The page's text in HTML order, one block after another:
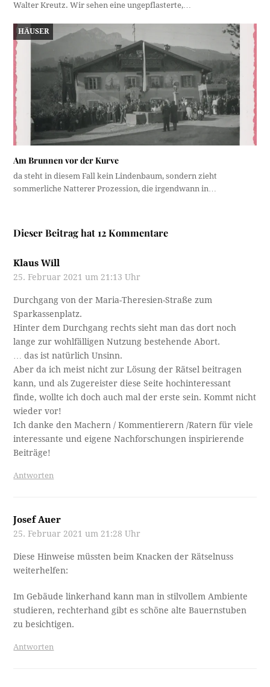
Walter Kreutz. Wir sehen eine ungepflasterte,…
HÄUSER
Am Brunnen vor der Kurve
da steht in diesem Fall kein Lindenbaum, sondern zieht
sommerliche Natterer Prozession, die irgendwann in…
Dieser Beitrag hat 12 Kommentare
Klaus Will
25. Februar 2021 um 21:13 Uhr
Durchgang von der Maria-Theresien-Straße zum
Sparkassenplatz.
Hinter dem Durchgang rechts sieht man das dort noch
lange zur wohlfälligen Nutzung bestehende Abort.
… das ist natürlich Unsinn.
Aber da ich meist nicht zur Lösung der Rätsel beitragen
kann, und als Zugereister diese Seite hochinteressant
finde, wollte ich doch auch mal der erste sein. Kommt nicht
wieder vor!
Ich danke den Machern / Kommentierern /Ratern für viele
interessante und eigene Nachforschungen inspirierende
Beiträge!
Antworten
Josef Auer
25. Februar 2021 um 21:28 Uhr
Diese Hinweise müssten beim Knacken der Rätselnuss
weiterhelfen:
Im Gebäude linkerhand kann man in stilvollem Ambiente
studieren, rechterhand gibt es schöne alte Bauernstuben
zu besichtigen.
Antworten